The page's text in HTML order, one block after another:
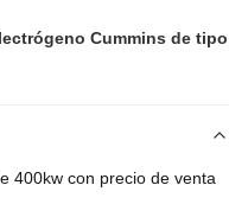
Cummins de tipo
400kw con precio de venta